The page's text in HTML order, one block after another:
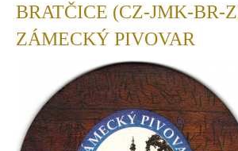
BRATČICE (CZ-JMK-BR-
ZÁMECKÝ PIVOVAR